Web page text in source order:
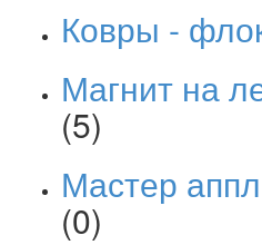
Ковры -
Магнит на
(5)
Мастер
(0)